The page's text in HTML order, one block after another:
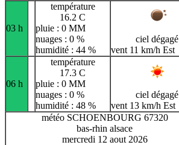
03 h
température
16.2 C
pluie : 0 MM
nuages : 0 %
humidité : 44 %
ciel dégagé
vent 11 km/h Est
06 h
température
17.3 C
pluie : 0 MM
nuages : 0 %
humidité : 48 %
ciel dégagé
vent 13 km/h Est
météo SCHOENBOURG 67320
bas-rhin alsace
mercredi 12 aout 2026